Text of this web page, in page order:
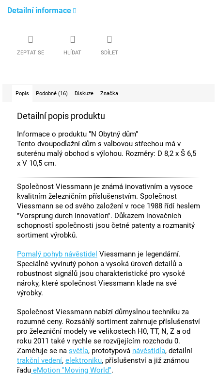
Detailní informace
ZEPTAT SE HLÍDAT SDÍLET
Popis Podobné (16) Diskuze Značka
Detailní popis produktu
Informace o produktu "N Obytný dům"
Tento dvoupodlažní dům s valbovou střechou má v
suterénu malý obchod s výlohou. Rozměry: D 8,2 x Š 6,5
x V 10,5 cm.
Společnost Viessmann je známá inovativním a vysoce
kvalitním železničním příslušenstvím. Společnost
Viessmann se od svého založení v roce 1988 řídí heslem
"Vorsprung durch Innovation". Důkazem inovačních
schopností společnosti jsou četné patenty a rozmanitý
sortiment výrobků.
Pomalý pohyb návěstidel Viessmann je legendární.
Speciálně vyvinutý pohon a vysoká úroveň detailů a
robustnost signálů jsou charakteristické pro vysoké
nároky, které společnost Viessmann klade na své
výrobky.
Společnost Viessmann nabízí důmyslnou techniku za
rozumné ceny. Rozsáhlý sortiment zahrnuje příslušenství
pro železniční modely ve velikostech H0, TT, N, Z a od
roku 2011 také v rychle se rozvíjejícím rozchodu 0.
Zaměřuje se na světla, prototypová návěstidla, detailní
trakční vedení, elektroniku, příslušenství a již známou
řadu eMotion "Moving World".